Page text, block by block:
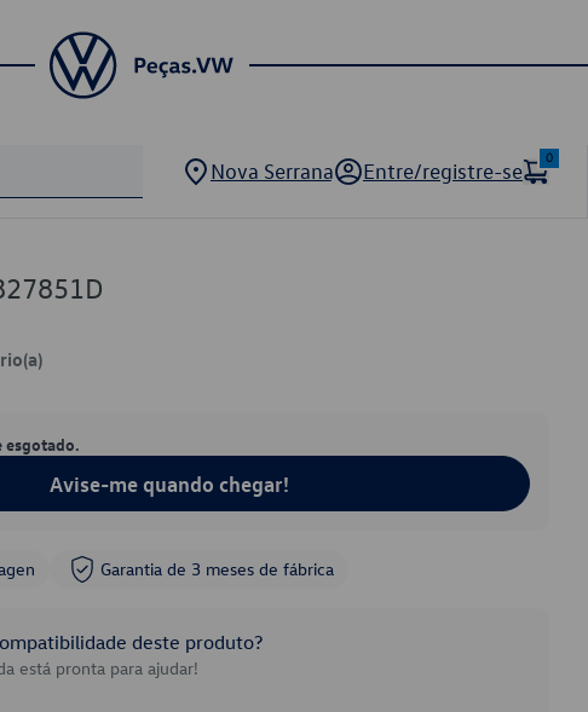
Nova Serrana Entre/registre-se
0
Avise-me quando chegar!
Garantia de 3 meses de fábrica
deste produto?
está pronta para ajudar!